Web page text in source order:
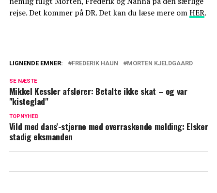
rejse. Det kommer på DR. Det kan du læse mere omHER.
Morten: "Vi føler os meget heldige"
Frederik Haun åbner op: Det føles ikke
LIGNENDE EMNER: FREDERIK HAUN MORTEN KJELDGAARD
SE NÆSTE
Mikkel Kessler afslører: Betalte ikke skat – og var
"kisteglad"
TOPNYHED
Vild med dans'-stjerne med overraskende melding: Elsker
stadig eksmanden